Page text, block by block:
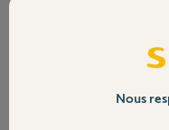
Bonjour, un de mes volets
je fais la programmation
paramétrer mais après
si la platine rts estNous